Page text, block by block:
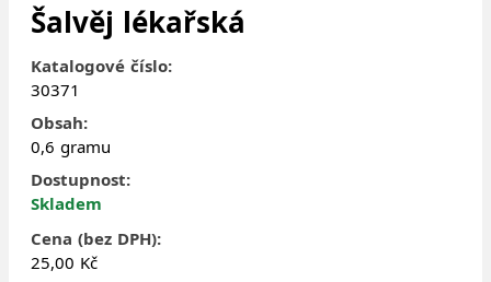
Šalvěj lékařská
Katalogové číslo:
30371
Obsah:
0,6 gramu
Dostupnost:
Skladem
Cena (bez DPH):
25,00 Kč